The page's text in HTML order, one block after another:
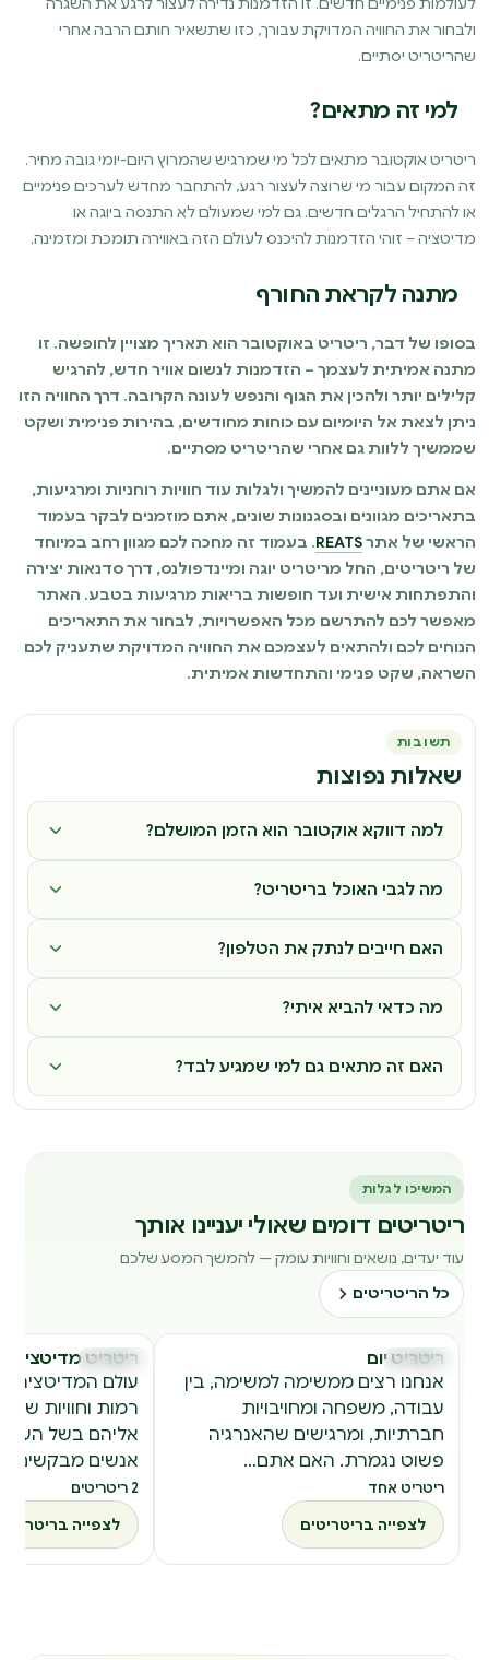
ולבחור את החוויה המדויקת עבורך, כזו שתשאיר חותם הרבה אחרי
שהריטריט יסתיים.
למי זה מתאים?
ריטריט אוקטובר מתאים לכל מי שמרגיש שהמרוץ היום-יומי גובה מחיר.
זה המקום עבור מי שרוצה לעצור רגע, להתחבר מחדש לערכים פנימיים
או להתחיל הרגלים חדשים. גם למי שמעולם לא התנסה ביוגה או
מדיטציה – זוהי הזדמנות להיכנס לעולם הזה באווירה תומכת ומזמינה.
מתנה לקראת החורף
בסופו של דבר, ריטריט באוקטובר הוא תאריך מצויין לחופשה. זו
מתנה אמיתית לעצמך – הזדמנות לנשום אוויר חדש, להרגיש
קלילים יותר ולהכין את הגוף והנפש לעונה הקרובה. דרך החוויה הזו
ניתן לצאת אל היומיום עם כוחות מחודשים, בהירות פנימית ושקט
שממשיך ללוות גם אחרי שהריטריט מסתיים.
אם אתם מעוניינים להמשיך ולגלות עוד חוויות רוחניות ומרגיעות,
בתאריכים מגוונים ובסגנונות שונים, אתם מוזמנים לבקר בעמוד
הראשי של אתרREATS. בעמוד זה מחכה לכם מגוון רחב במיוחד
של ריטריטים, החל מריטריט יוגה ומיינדפולנס, דרך סדנאות יצירה
והתפתחות אישית ועד חופשות בריאות מרגיעות בטבע. האתר
מאפשר לכם להתרשם מכל האפשרויות, לבחור את התאריכים
הנוחים לכם ולהתאים לעצמכם את החוויה המדויקת שתעניק לכם
השראה, שקט פנימי והתחדשות אמיתית.
תשובות
שאלות נפוצות
למה דווקא אוקטובר הוא הזמן המושלם?
מה לגבי האוכל בריטריט?
האם חייבים לנתק את הטלפון?
מה כדאי להביא איתי?
האם זה מתאים גם למי שמגיע לבד?
המשיכו לגלות
ריטריטים דומים שאולי יעניינו אותך
עוד יעדים, נושאים וחוויות עומק — להמשך המסע שלכם
כל הריטריטים
ר
ריטריטים
ריטריט יום
אנחנו רצים ממשימה למשימה, בין
עבודה, משפחה ומחויבויות
חברתיות, ומרגישים שהאנרגיה
פשוט נגמרת. האם אתם…
ריטריט אחד
לצפייה בריטריטים
ר
ריטריטים
ריטריט מדיטציה
עולם המדיטציה
רמות וחוויות של
אליהם בשל
אנשים מבקשים
2 ריטריטים
לצפייה